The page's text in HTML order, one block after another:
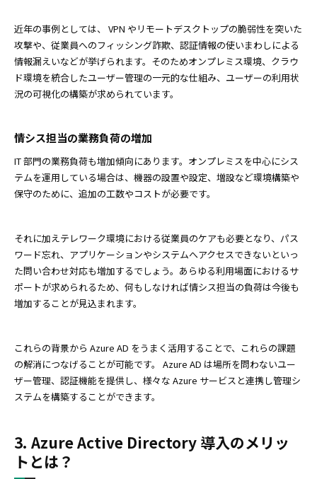
近年の事例としては、 VPN やリモートデスクトップの脆弱性を突いた
攻撃や、従業員へのフィッシング詐欺、認証情報の使いまわしによる
情報漏えいなどが挙げられます。そのためオンプレミス環境、クラウ
ド環境を統合したユーザー管理の一元的な仕組み、ユーザーの利用状
況の可視化の構築が求められています。
情シス担当の業務負荷の増加
IT 部門の業務負荷も増加傾向にあります。オンプレミスを中心にシス
テムを運用している場合は、機器の設置や設定、増設など環境構築や
保守のために、追加の工数やコストが必要です。
それに加えテレワーク環境における従業員のケアも必要となり、パス
ワード忘れ、アプリケーションやシステムへアクセスできないといっ
た問い合わせ対応も増加するでしょう。あらゆる利用場面におけるサ
ポートが求められるため、何もしなければ情シス担当の負荷は今後も
増加することが見込まれます。
これらの背景から Azure AD をうまく活用することで、これらの課題
の解消につなげることが可能です。 Azure AD は場所を問わないユー
ザー管理、認証機能を提供し、様々な Azure サービスと連携し管理シ
ステムを構築することができます。
3. Azure Active Directory 導入のメリッ
トとは？